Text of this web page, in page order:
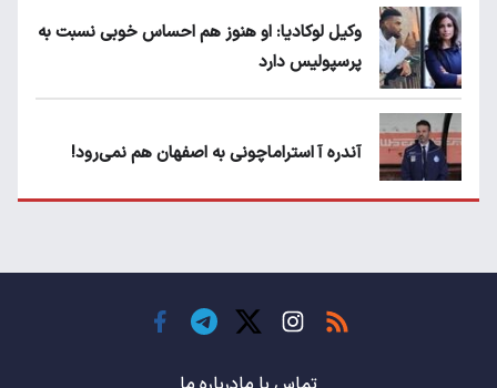
وکیل لوکادیا: او هنوز هم احساس خوبی نسبت به
پرسپولیس دارد
آندره آ استراماچونی به اصفهان هم نمی‌رود!
حسن روی هوا!
باشگاه های جهان